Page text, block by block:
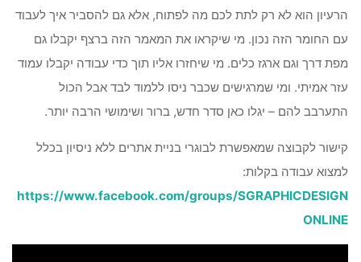
הרעיון הוא לא רק לתת לכם מה לפתוח, אלא גם להסביר איך לעבוד
עם החומר הזה נכון. מי שיקראו את המאמר הזה ברצף יקבלו גם
מפת דרך וגם ארגז כלים. מי שיחזרו אליו תוך כדי עבודה יקבלו עמוד
עזר אמיתי. ומי שמרגישים שכבר ניסו ללמוד לבד אבל הכול
התערבב להם – יגלו כאן סדר חדש, ברור ושימושי הרבה יותר.
קישור לקבוצה שמאפשרת לבוגרי בניית אתרים ללא ניסיון בכלל
למצוא עבודה בקלות:
https://www.facebook.com/groups/SGRAPHICDESIGN
ONLINE